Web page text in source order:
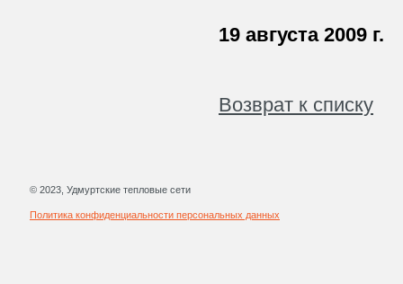
19 августа 2009 г.
Возврат к списку
© 2023, Удмуртские тепловые сети
Политика конфиденциальности персональных данных